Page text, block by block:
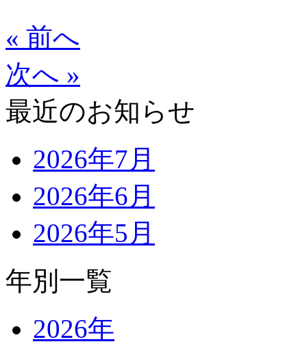
« 前へ
次へ »
最近のお知らせ
2026年7月
2026年6月
2026年5月
年別一覧
2026年